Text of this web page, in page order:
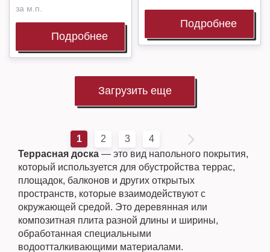
за м.п.
Подробнее
Подробнее
Загрузить еще
1 2 3
4
Террасная доска — это вид напольного покрытия,
который используется для обустройства террас,
площадок, балконов и других открытых
пространств, которые взаимодействуют с
окружающей средой. Это деревянная или
композитная плита разной длины и ширины,
обработанная специальными
водоотталкивающими материалами.